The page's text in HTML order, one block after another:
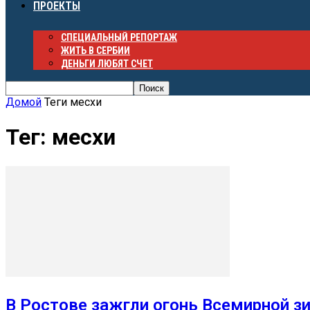
ПРОЕКТЫ
СПЕЦИАЛЬНЫЙ РЕПОРТАЖ
ЖИТЬ В СЕРБИИ
ДЕНЬГИ ЛЮБЯТ СЧЕТ
Домой Теги месхи
Тег: месхи
В Ростове зажгли огонь Всемирной